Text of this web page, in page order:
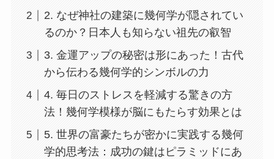
2. なぜ神社の建築に幾何学が隠されてい
るのか？日本人も知らない祖先の叡智
3. 金運アップの秘密は形にあった！古代
から伝わる幾何学的シンボルの力
4. 毎日のストレスを軽減する驚きの方
法！幾何学模様が脳にもたらす効果とは
5. 世界の富豪たちが密かに実践する幾何
学的思考法：成功の鍵はピラミッドにあ